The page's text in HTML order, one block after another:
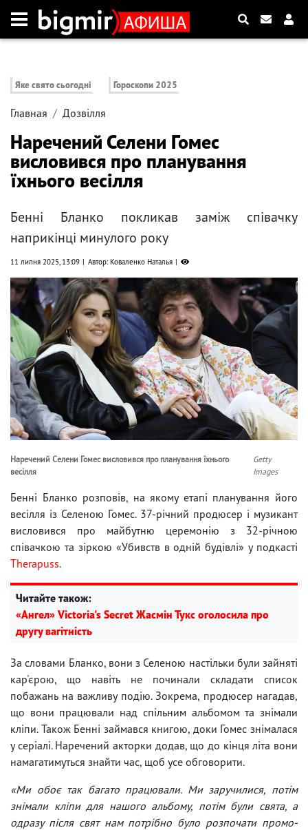
Яке свято сьогодні Гороскопи 2025
Главная Дозвілля
Наречений Селени Гомес
висловився про планування
їхнього весілля
Бенні Бланко покликав заміж співачку
наприкінці минулого року
11 липня 2025, 13:09 Автор: Коваленко Наталья
Наречений Селени Гомес висловився про планування їхнього
весілля
Getty
Images
Бенні Бланко розповів, на якому етапі планування його
весілля із Селеною Гомес. 37-річний продюсер і музикант
висловився про майбутню церемонію з 32-річною
співачкою та зіркою «Убивств в одній будівлі» у подкасті
Therapuss.
Читайте також:
«Ангел» Victoria's Secret Жасмін Тукс оголосила про
другу вагітність
За словами Бланко, вони з Селеною настільки були зайняті
кар'єрою, що навіть не починали складати список
побажань на важливу подію. Зокрема, продюсер нагадав,
що вони працювали над спільним альбомом та знімали
кліпи. Також Бенні займався книгою, доки Гомес знімалася
у серіалі. Наречений акторки додав, що до кінця літа вони
намагатимуться знайти час, щоб усе обговорити.
«Ми обоє так багато працювали. Ми заручилися, потім
знімали кліпи для нашого альбому, потім були свята, а
одразу після свят нам потрібно було розпочати промо-